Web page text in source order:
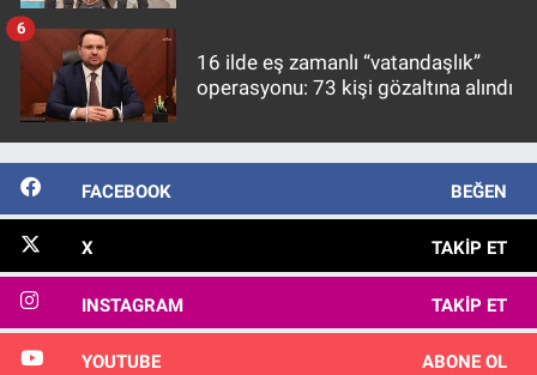
16 ilde eş zamanlı “vatandaşlık”
operasyonu: 73 kişi gözaltına alındı
6
FACEBOOK BEĞEN
X TAKIP ET
INSTAGRAM TAKIP ET
YOUTUBE ABONE OL